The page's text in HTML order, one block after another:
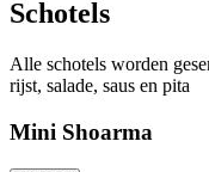
Schotels
Alle schotels worden
rijst, salade, saus en pita
Mini Shoarma